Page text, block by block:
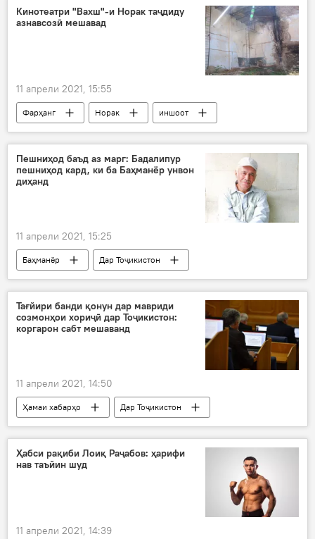
Кинотеатри "Вахш"-и Норак таҷдиду
азнавсозӣ мешавад
11 апрели 2021, 15:55
Фарҳанг Норак
иншоот
азнавсозӣ
Дар Тоҷикистон
Пешниҳод баъд аз марг: Бадалипур
пешниҳод кард, ки ба Баҳманёр унвон
диҳанд
11 апрели 2021, 15:25
Баҳманёр Дар Тоҷикистон
Тағйири банди қонун дар мавриди
созмонҳои хориҷӣ дар Тоҷикистон:
коргарон сабт мешаванд
11 апрели 2021, 14:50
Ҳамаи хабарҳо
Дар Тоҷикистон
Сиёсат
созмонҳо ҷамъиятӣ
Ҳабси рақиби Лоиқ Раҷабов: ҳарифи
нав таъйин шуд
11 апрели 2021, 14:39